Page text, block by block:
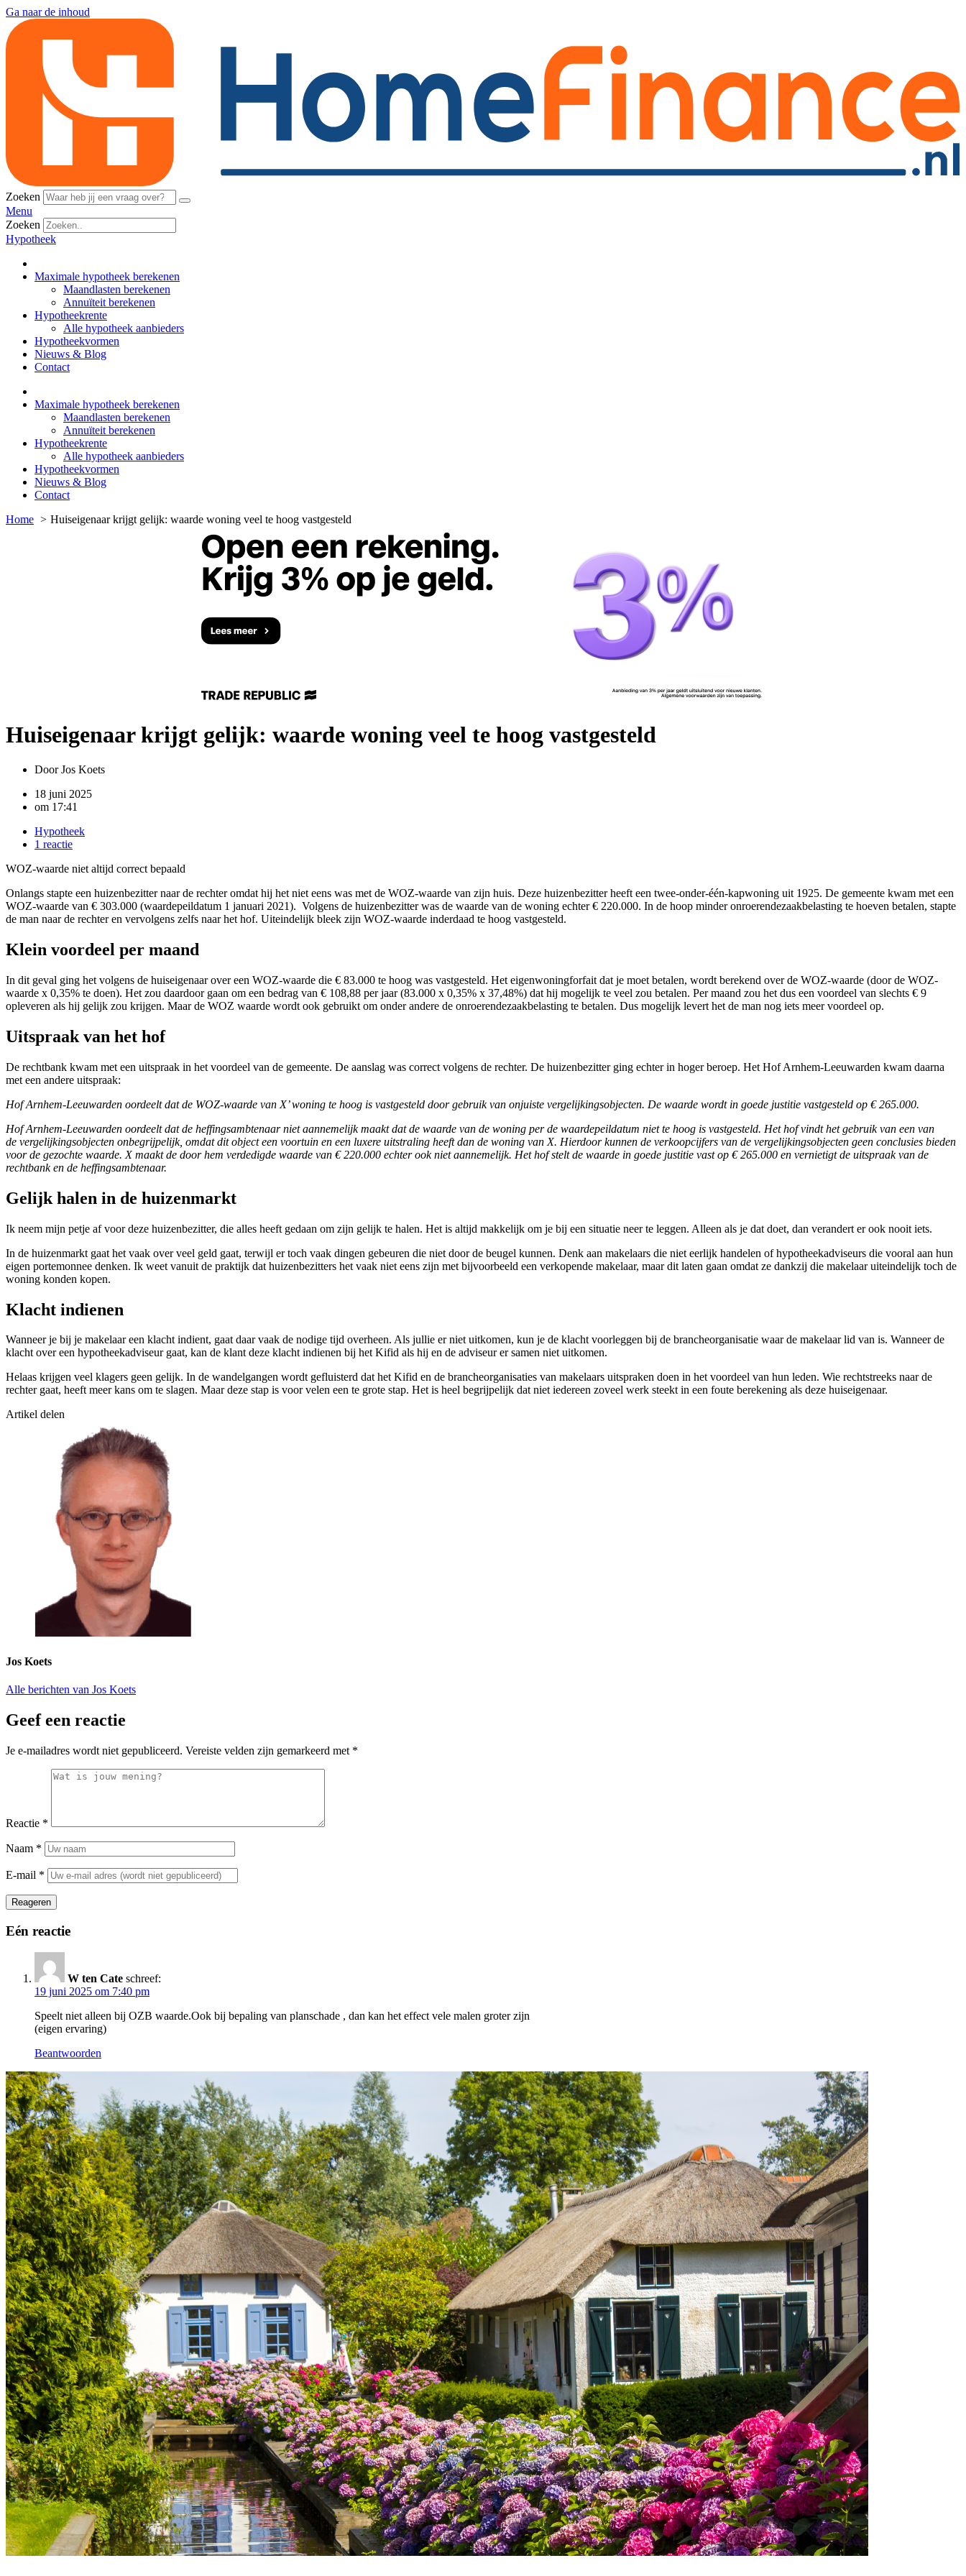
Ga naar de inhoud
Zoeken
Menu
Zoeken
Hypotheek
Maximale hypotheek berekenen
Maandlasten berekenen
Annuïteit berekenen
Hypotheekrente
Alle hypotheek aanbieders
Hypotheekvormen
Nieuws & Blog
Contact
Maximale hypotheek berekenen
Maandlasten berekenen
Annuïteit berekenen
Hypotheekrente
Alle hypotheek aanbieders
Hypotheekvormen
Nieuws & Blog
Contact
Home
Huiseigenaar krijgt gelijk: waarde woning veel te hoog vastgesteld
Huiseigenaar krijgt gelijk: waarde woning veel te hoog vastgesteld
DoorJos Koets
18 juni 2025
om 17:41
Hypotheek
1 reactie
WOZ-waarde niet altijd correct bepaald
Onlangs stapte een huizenbezitter naar de rechter omdat hij het niet eens was met de WOZ-waarde van zijn huis. Deze huizenbezitter heeft een twee-onder-één-kapwoning uit 1925. De gemeente kwam met een
WOZ-waarde van € 303.000 (waardepeildatum 1 januari 2021). Volgens de huizenbezitter was de waarde van de woning echter € 220.000. In de hoop minder onroerendezaakbelasting te hoeven betalen, stapte
de man naar de rechter en vervolgens zelfs naar het hof. Uiteindelijk bleek zijn WOZ-waarde inderdaad te hoog vastgesteld.
Klein voordeel per maand
In dit geval ging het volgens de huiseigenaar over een WOZ-waarde die € 83.000 te hoog was vastgesteld. Het eigenwoningforfait dat je moet betalen, wordt berekend over de WOZ-waarde (door de WOZ-
waarde x 0,35% te doen). Het zou daardoor gaan om een bedrag van € 108,88 per jaar (83.000 x 0,35% x 37,48%) dat hij mogelijk te veel zou betalen. Per maand zou het dus een voordeel van slechts € 9
opleveren als hij gelijk zou krijgen. Maar de WOZ waarde wordt ook gebruikt om onder andere de onroerendezaakbelasting te betalen. Dus mogelijk levert het de man nog iets meer voordeel op.
Uitspraak van het hof
De rechtbank kwam met een uitspraak in het voordeel van de gemeente. De aanslag was correct volgens de rechter. De huizenbezitter ging echter in hoger beroep. Het Hof Arnhem-Leeuwarden kwam daarna
met een andere uitspraak:
Hof Arnhem-Leeuwarden oordeelt dat de WOZ-waarde van X’ woning te hoog is vastgesteld door gebruik van onjuiste vergelijkingsobjecten. De waarde wordt in goede justitie vastgesteld op € 265.000.
Hof Arnhem-Leeuwarden oordeelt dat de heffingsambtenaar niet aannemelijk maakt dat de waarde van de woning per de waardepeildatum niet te hoog is vastgesteld. Het hof vindt het gebruik van een van
de vergelijkingsobjecten onbegrijpelijk, omdat dit object een voortuin en een luxere uitstraling heeft dan de woning van X. Hierdoor kunnen de verkoopcijfers van de vergelijkingsobjecten geen conclusies bieden
voor de gezochte waarde. X maakt de door hem verdedigde waarde van € 220.000 echter ook niet aannemelijk. Het hof stelt de waarde in goede justitie vast op € 265.000 en vernietigt de uitspraak van de
rechtbank en de heffingsambtenaar.
Gelijk halen in de huizenmarkt
Ik neem mijn petje af voor deze huizenbezitter, die alles heeft gedaan om zijn gelijk te halen. Het is altijd makkelijk om je bij een situatie neer te leggen. Alleen als je dat doet, dan verandert er ook nooit iets.
In de huizenmarkt gaat het vaak over veel geld gaat, terwijl er toch vaak dingen gebeuren die niet door de beugel kunnen. Denk aan makelaars die niet eerlijk handelen of hypotheekadviseurs die vooral aan hun
eigen portemonnee denken. Ik weet vanuit de praktijk dat huizenbezitters het vaak niet eens zijn met bijvoorbeeld een verkopende makelaar, maar dit laten gaan omdat ze dankzij die makelaar uiteindelijk toch de
woning konden kopen.
Klacht indienen
Wanneer je bij je makelaar een klacht indient, gaat daar vaak de nodige tijd overheen. Als jullie er niet uitkomen, kun je de klacht voorleggen bij de brancheorganisatie waar de makelaar lid van is. Wanneer de
klacht over een hypotheekadviseur gaat, kan de klant deze klacht indienen bij het Kifid als hij en de adviseur er samen niet uitkomen.
Helaas krijgen veel klagers geen gelijk. In de wandelgangen wordt gefluisterd dat het Kifid en de brancheorganisaties van makelaars uitspraken doen in het voordeel van hun leden. Wie rechtstreeks naar de
rechter gaat, heeft meer kans om te slagen. Maar deze stap is voor velen een te grote stap. Het is heel begrijpelijk dat niet iedereen zoveel werk steekt in een foute berekening als deze huiseigenaar.
Artikel delen
Jos Koets
Alle berichten van Jos Koets
Geef een reactie
Je e-mailadres wordt niet gepubliceerd. Vereiste velden zijn gemarkeerd met *
Reactie *
Naam *
E-mail *
Reageren
Eén reactie
W ten Cate schreef:
19 juni 2025 om 7:40 pm
Speelt niet alleen bij OZB waarde.Ook bij bepaling van planschade , dan kan het effect vele malen groter zijn
(eigen ervaring)
Beantwoorden